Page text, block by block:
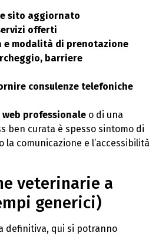
sito aggiornato
offerti
e modalità di prenotazione
barriere
consulenze telefoniche
professionale o di una
ben curata è spesso sintomo di
la comunicazione e l’accessibilità
veterinarie a
generici)
definitiva, qui si potranno